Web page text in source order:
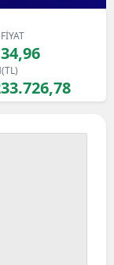
Antalya
FİYAT
34,96